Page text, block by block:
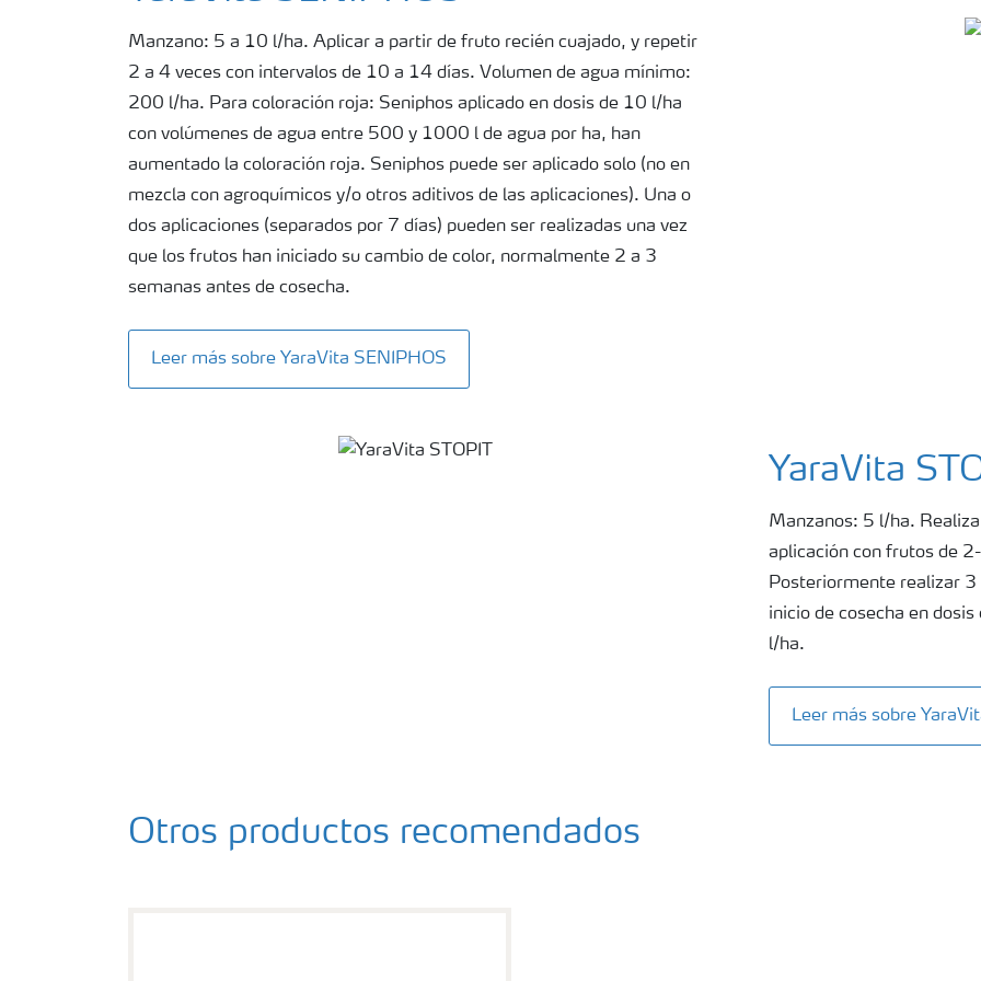
Manzano: 5 a 10 l/ha. Aplicar a partir de fruto recién cuajado, y repetir
2 a 4 veces con intervalos de 10 a 14 días. Volumen de agua mínimo:
200 l/ha. Para coloración roja: Seniphos aplicado en dosis de 10 l/ha
con volúmenes de agua entre 500 y 1000 l de agua por ha, han
aumentado la coloración roja. Seniphos puede ser aplicado solo (no en
mezcla con agroquímicos y/o otros aditivos de las aplicaciones). Una o
dos aplicaciones (separados por 7 días) pueden ser realizadas una vez
que los frutos han iniciado su cambio de color, normalmente 2 a 3
semanas antes de cosecha.
Leer más sobre YaraVita SENIPHOS
YaraVita
Manzanos: 5 l/ha.
aplicación con frutos de
Posteriormente realizar
inicio de cosecha en
l/ha.
Leer más sobre
Otros productos recomendados